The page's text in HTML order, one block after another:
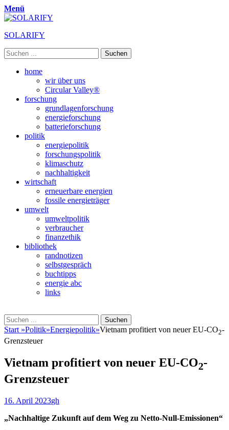
Menü
SOLARIFY
Suchen
nach:
Primäres
Zum
home
wir über uns
Circular Valley®
forschung
grundlagenforschung
energieforschung
batterieforschung
politik
energiepolitik
forschungspolitik
klimaschutz
nachhaltigkeit
wirtschaft
erneuerbare energien
fossile energieträger
umwelt
umweltpolitik
verbraucher
finanzethik
bibliothek
randnotizen
selbstgespräch
buchtipps
energie abc
links
Suchen
Suchen
nach:
Start »Politik»Energiepolitik»Vietnam profitiert von neuer EU-CO2-
Grenzsteuer
Vietnam profitiert von neuer EU-CO2-
Grenzsteuer
Veröffentlicht
16. April 2023Autor
gh
„Nachhaltige Zukunft auf dem Weg zu Netto-Null-Emissionen“